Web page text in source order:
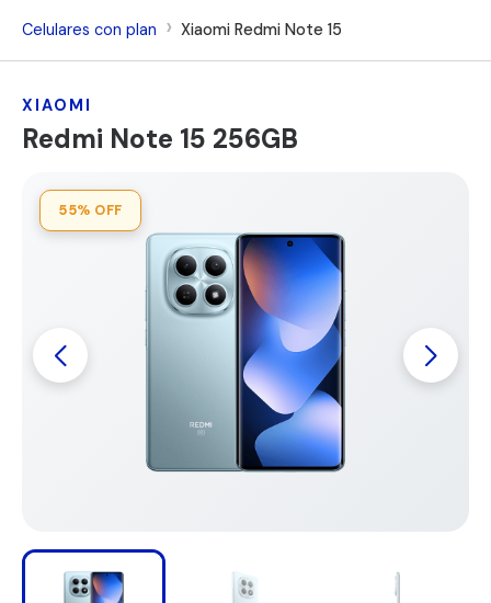
Celulares con plan Xiaomi Redmi Note 15
XIAOMI
Redmi Note 15 256GB
55% OFF